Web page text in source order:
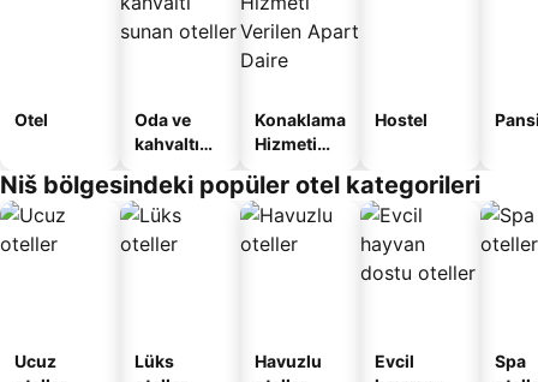
Otel
Oda ve
kahvaltı
oteller
Konaklama
Hizmeti
Apart
Daire
Hostel
Niš bölgesindeki popüler otel kategorileri
Ucuz
Lüks
Havuzlu
Evcil
Spa